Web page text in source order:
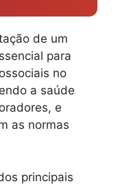
de um
para
no
a saúde
e
as normas
principais